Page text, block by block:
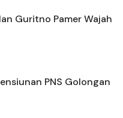
Guritno Pamer Wajah
PNS Golongan